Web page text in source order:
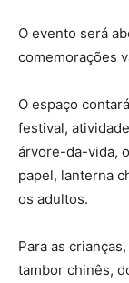
O evento será
comemorações
O espaço
festival,
árvore-da-vida,
papel, lanterna
os adultos.
Para as
tambor chinês,